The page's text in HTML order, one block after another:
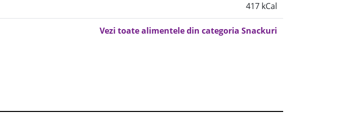
417 kCal
Vezi toate alimentele din categoria Snackuri